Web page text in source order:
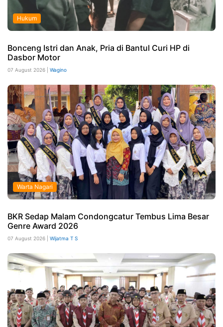
Hukum
Bonceng Istri dan Anak, Pria di Bantul Curi HP di
Dasbor Motor
07 August 2026 | Wagino
Warta Nagari
BKR Sedap Malam Condongcatur Tembus Lima Besar
Genre Award 2026
07 August 2026 | Wijatma T S